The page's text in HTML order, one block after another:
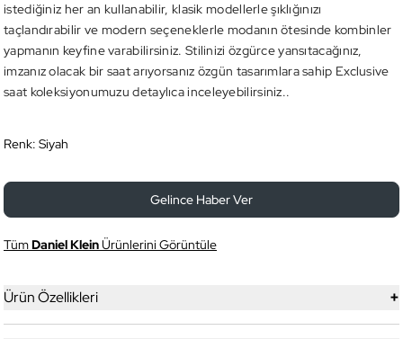
istediğiniz her an kullanabilir, klasik modellerle şıklığınızı
taçlandırabilir ve modern seçeneklerle modanın ötesinde kombinler
yapmanın keyfine varabilirsiniz. Stilinizi özgürce yansıtacağınız,
imzanız olacak bir saat arıyorsanız özgün tasarımlara sahip Exclusive
saat koleksiyonumuzu detaylıca inceleyebilirsiniz..
Renk: Siyah
Gelince Haber Ver
TümDaniel KleinÜrünlerini Görüntüle
Ürün Özellikleri +